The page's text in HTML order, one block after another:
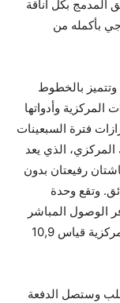
المدمج بكل أناقة
بأكمله من
تصميم طرازات ‏911 كاريرا وتتميز بالخطوط
المركزية وأدواتها
فترة السبعينات
المركزي، الذي يعد
رفيعتان بدون
وتقع وحدة
الوصول المباشر
إلى وظائف السيارة المهمة أسفل الشاشة المركزية قياس ‏10,9
عند الطلب وستصل الدفعة